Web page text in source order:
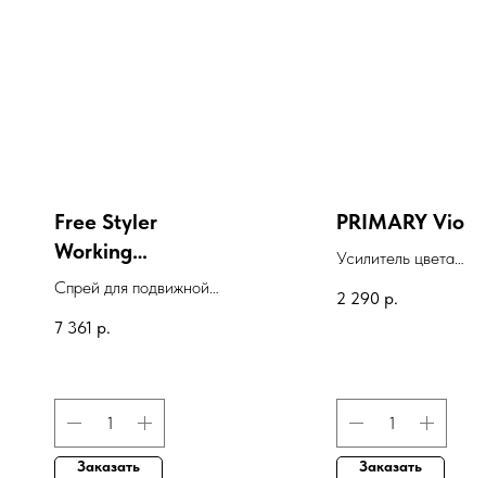
Free Styler
Working
Hairspray
Спрей для подвижной
стиля"
7 361 р.
Заказать
PRIMARY
Усилитель цвета
2 290 р.
Заказать